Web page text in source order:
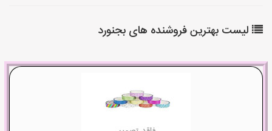
لیست بهترین فروشنده های بجنورد